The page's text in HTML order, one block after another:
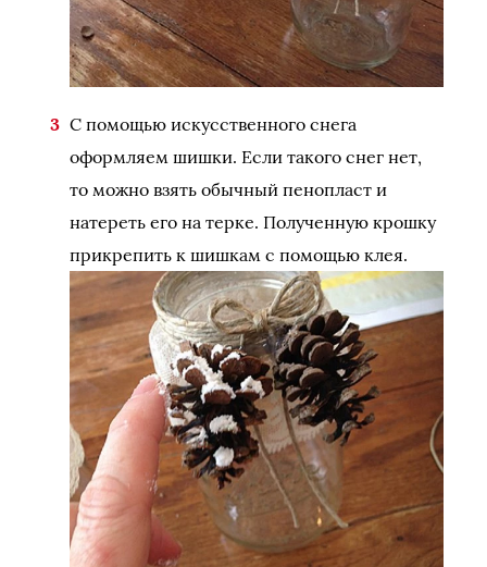
С помощью искусственного снега
оформляем шишки. Если такого снег нет,
то можно взять обычный пенопласт и
натереть его на терке. Полученную крошку
прикрепить к шишкам с помощью клея.